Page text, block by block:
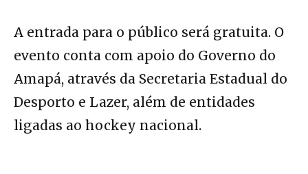
A entrada para o público será gratuita. O
evento conta com apoio do Governo do
Amapá, através da Secretaria Estadual do
Desporto e Lazer, além de entidades
ligadas ao hockey nacional.